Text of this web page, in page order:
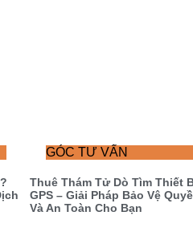
GÓC TƯ VẤN
Thuê Thám Tử Dò Tìm Thiết
GPS – Giải Pháp Bảo Vệ
Và An Toàn Cho Bạn